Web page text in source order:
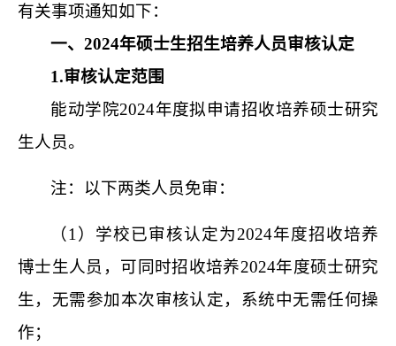
有关事项通知如下：
一、2024年硕士生招生培养人员审核认定
1.审核认定范围
能动学院2024年度拟申请招收培养硕士研究
生人员。
注：以下两类人员免审：
（1） 学校已审核认定为2024年度招收培养
博士生人员，可同时招收培养2024年度硕士研究
生，无需参加本次审核认定，系统中无需任何操
作；